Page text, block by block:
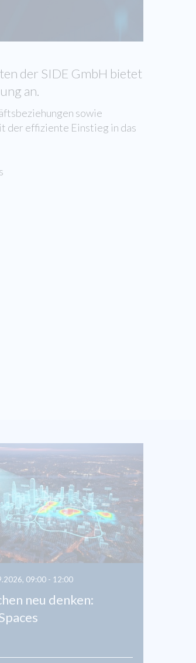
der SIDE GmbH bietet
an.
sowie
der effiziente Einstieg in das
09:00 - 12:00
neu denken: